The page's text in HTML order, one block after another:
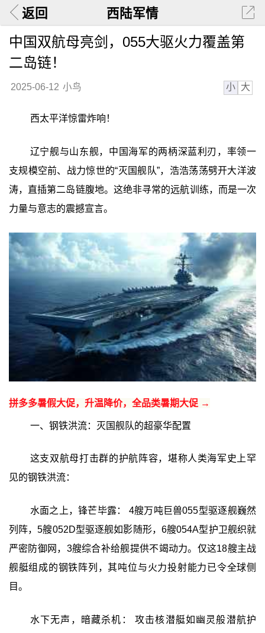
返回 西陆军情
中国双航母亮剑，055大驱火力覆盖第
二岛链！
2025-06-12 小鸟 小 大
西太平洋惊雷炸响！
辽宁舰与山东舰，中国海军的两柄深蓝利刃，率领一
支规模空前、战力惊世的“灭国舰队”，浩浩荡荡劈开大洋波
涛，直插第二岛链腹地。这绝非寻常的远航训练，而是一次
力量与意志的震撼宣言。
拼多多暑假大促，升温降价，全品类暑期大促 →
一、钢铁洪流：灭国舰队的超豪华配置
这支双航母打击群的护航阵容，堪称人类海军史上罕
见的钢铁洪流：
水面之上，锋芒毕露： 4艘万吨巨兽055型驱逐舰巍然
列阵，5艘052D型驱逐舰如影随形，6艘054A型护卫舰织就
严密防御网，3艘综合补给舰提供不竭动力。仅这18艘主战
舰艇组成的钢铁阵列，其吨位与火力投射能力已令全球侧
目。
水下无声，暗藏杀机： 攻击核潜艇如幽灵般潜航护